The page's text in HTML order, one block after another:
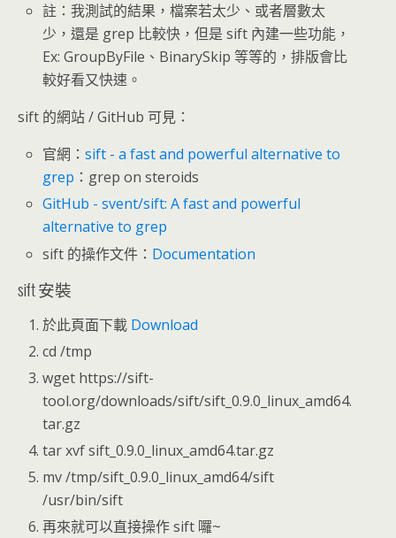
註：我測試的結果，檔案若太少、或者層數太
少，還是 grep 比較快，但是 sift 內建一些功能，
Ex: GroupByFile、BinarySkip 等等的，排版會比
較好看又快速。
sift 的網站 / GitHub 可見：
官網：sift - a fast and powerful alternative to
grep ：grep on steroids
GitHub - svent/sift: A fast and powerful
alternative to grep
sift 的操作文件： Documentation
sift 安裝
於此頁面下載 Download
cd /tmp
wget https://sift-
tool.org/downloads/sift/sift_0.9.0_linux_amd64.
tar.gz
tar xvf sift_0.9.0_linux_amd64.tar.gz
mv /tmp/sift_0.9.0_linux_amd64/sift
/usr/bin/sift
再來就可以直接操作 sift 囉~